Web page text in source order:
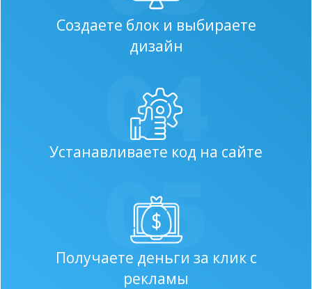
Создаете блок и выбираете
дизайн
04
Устанавливаете код на сайте
05
Получаете деньги за клик с
рекламы